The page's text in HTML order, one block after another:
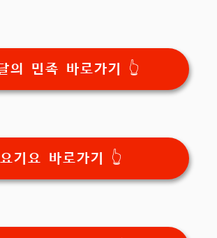
의 민족 바로가기 👆
요기요 바로가기 👆